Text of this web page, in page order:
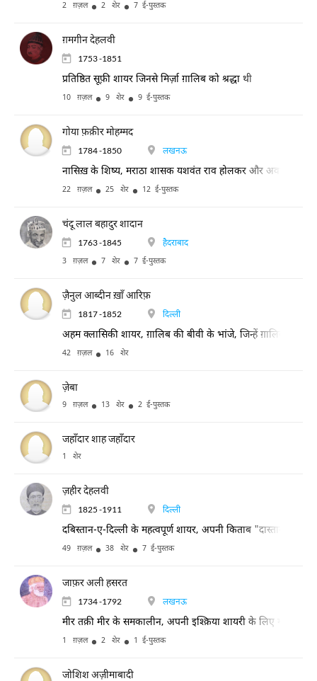
2 ग़ज़ल 2 शेर 7 ई-पुस्तक
ग़मगीन देहलवी
1753 -1851
प्रतिष्ठित सूफ़ी शायर जिनसे मिर्ज़ा ग़ालिब को श्रद्धा थी
10 ग़ज़ल 9 शेर 9 ई-पुस्तक
गोया फ़क़ीर मोहम्मद
1784 -1850 लखनऊ
नासिख़ के शिष्य, मराठा शासक यशवंत राव होलकर और अवध के
22 ग़ज़ल 25 शेर 12 ई-पुस्तक
चंदू लाल बहादुर शादान
1763 -1845 हैदराबाद
3 ग़ज़ल 7 शेर 7 ई-पुस्तक
ज़ैनुल आब्दीन ख़ाँ आरिफ़
1817 -1852 दिल्ली
अहम क्लासिकी शायर, ग़ालिब की बीवी के भांजे, जिन्हें ग़ालिब ने
42 ग़ज़ल 16 शेर
ज़ेबा
9 ग़ज़ल 13 शेर 2 ई-पुस्तक
जहाँदार शाह जहाँदार
1 शेर
ज़हीर देहलवी
1825 -1911 दिल्ली
दबिस्तान-ए-दिल्ली के महत्वपूर्ण शायर, अपनी किताब "दास्तान-ए-
49 ग़ज़ल 38 शेर 7 ई-पुस्तक
जाफ़र अली हसरत
1734 -1792 लखनऊ
मीर तक़ी मीर के समकालीन, अपनी इश्क़िया शायरी के लिए मशहूर
1 ग़ज़ल 2 शेर 1 ई-पुस्तक
जोशिश अज़ीमाबादी